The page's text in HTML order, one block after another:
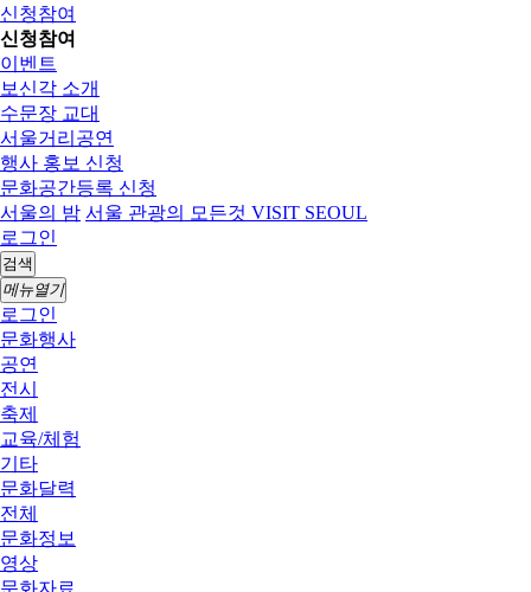
신청참여
신청참여
이벤트
보신각 소개
수문장 교대
서울거리공연
행사 홍보 신청
문화공간등록 신청
서울의 밤 서울 관광의 모든것 VISIT SEOUL
로그인
검색
메뉴열기
로그인
문화행사
공연
전시
축제
교육/체험
기타
문화달력
전체
문화정보
영상
문화자료